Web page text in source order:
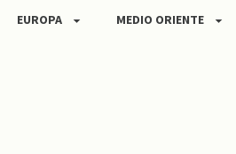
EUROPA MEDIO ORIENTE